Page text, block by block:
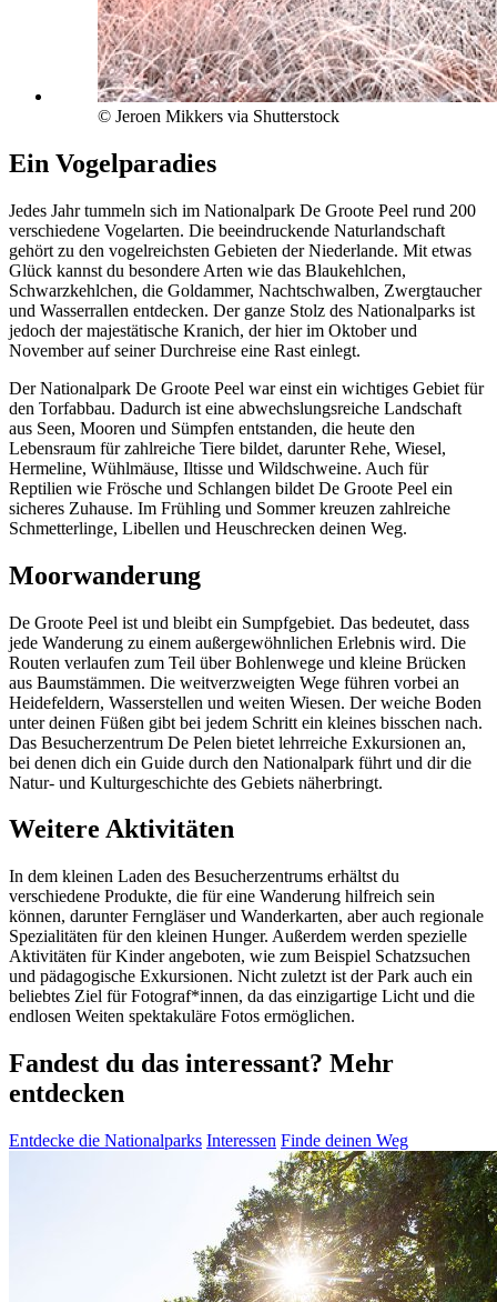
© Jeroen Mikkers via Shutterstock
Ein Vogelparadies
Jedes Jahr tummeln sich im Nationalpark De Groote Peel rund 200
verschiedene Vogelarten. Die beeindruckende Naturlandschaft
gehört zu den vogelreichsten Gebieten der Niederlande. Mit etwas
Glück kannst du besondere Arten wie das Blaukehlchen,
Schwarzkehlchen, die Goldammer, Nachtschwalben, Zwergtaucher
und Wasserrallen entdecken. Der ganze Stolz des Nationalparks ist
jedoch der majestätische Kranich, der hier im Oktober und
November auf seiner Durchreise eine Rast einlegt.
Der Nationalpark De Groote Peel war einst ein wichtiges Gebiet für
den Torfabbau. Dadurch ist eine abwechslungsreiche Landschaft
aus Seen, Mooren und Sümpfen entstanden, die heute den
Lebensraum für zahlreiche Tiere bildet, darunter Rehe, Wiesel,
Hermeline, Wühlmäuse, Iltisse und Wildschweine. Auch für
Reptilien wie Frösche und Schlangen bildet De Groote Peel ein
sicheres Zuhause. Im Frühling und Sommer kreuzen zahlreiche
Schmetterlinge, Libellen und Heuschrecken deinen Weg.
Moorwanderung
De Groote Peel ist und bleibt ein Sumpfgebiet. Das bedeutet, dass
jede Wanderung zu einem außergewöhnlichen Erlebnis wird. Die
Routen verlaufen zum Teil über Bohlenwege und kleine Brücken
aus Baumstämmen. Die weitverzweigten Wege führen vorbei an
Heidefeldern, Wasserstellen und weiten Wiesen. Der weiche Boden
unter deinen Füßen gibt bei jedem Schritt ein kleines bisschen nach.
Das Besucherzentrum De Pelen bietet lehrreiche Exkursionen an,
bei denen dich ein Guide durch den Nationalpark führt und dir die
Natur- und Kulturgeschichte des Gebiets näherbringt.
Weitere Aktivitäten
In dem kleinen Laden des Besucherzentrums erhältst du
verschiedene Produkte, die für eine Wanderung hilfreich sein
können, darunter Ferngläser und Wanderkarten, aber auch regionale
Spezialitäten für den kleinen Hunger. Außerdem werden spezielle
Aktivitäten für Kinder angeboten, wie zum Beispiel Schatzsuchen
und pädagogische Exkursionen. Nicht zuletzt ist der Park auch ein
beliebtes Ziel für Fotograf*innen, da das einzigartige Licht und die
endlosen Weiten spektakuläre Fotos ermöglichen.
Fandest du das interessant? Mehr
entdecken
Entdecke die Nationalparks Interessen Finde deinen Weg